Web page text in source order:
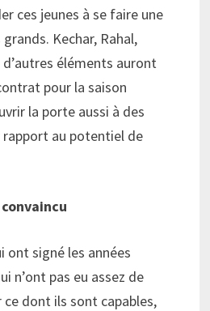
ces jeunes à se faire une
Kechar, Rahal,
éléments auront
pour la saison
la porte aussi à des
au potentiel de
ont signé les années
n’ont pas eu assez de
dont ils sont capables,